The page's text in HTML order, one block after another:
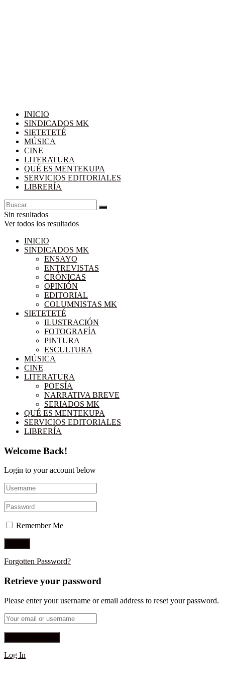
INICIO
SINDICADOS MK
SIETETETÉ
MÚSICA
CINE
LITERATURA
QUÉ ES MENTEKUPA
SERVICIOS EDITORIALES
LIBRERÍA
Sin resultados
Ver todos los resultados
INICIO
SINDICADOS MK
ENSAYO
ENTREVISTAS
CRÓNICAS
OPINIÓN
EDITORIAL
COLUMNISTAS MK
SIETETETÉ
ILUSTRACIÓN
FOTOGRAFÍA
PINTURA
ESCULTURA
MÚSICA
CINE
LITERATURA
POESÍA
NARRATIVA BREVE
SERIADOS MK
QUÉ ES MENTEKUPA
SERVICIOS EDITORIALES
LIBRERÍA
Welcome Back!
Login to your account below
Remember Me
Forgotten Password?
Retrieve your password
Please enter your username or email address to reset your password.
Log In